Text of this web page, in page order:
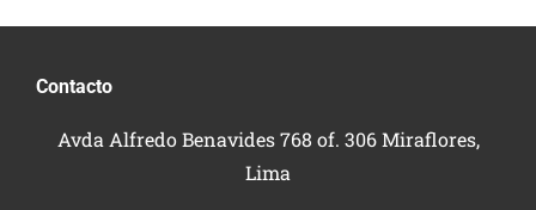
Contacto
Avda Alfredo Benavides 768 of. 306 Miraflores,
Lima